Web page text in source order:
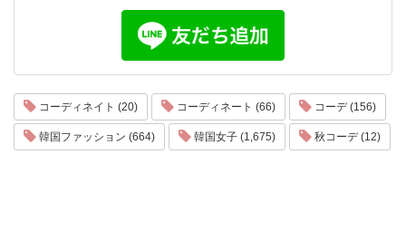
コーディネイト (20) コーディネート (66) コーデ (156)
韓国ファッション (664) 韓国女子 (1,675) 秋コーデ (12)